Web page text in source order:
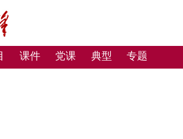
课件 党课 典型 专题